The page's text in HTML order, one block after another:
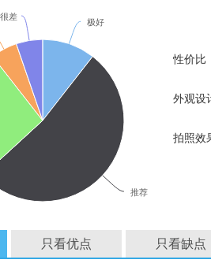
极好
推荐
很差
性价比
外观设
拍照效
只看优点 只看缺点